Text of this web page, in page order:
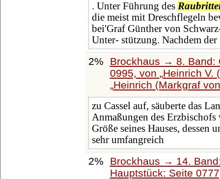
. Unter Führung des
die meist mit Dreschflegeln
bei'Graf Günther von
Unter- stützung. Nachdem der
2%
Brockhaus → 8. Band:
0995, von Heinrich V.
Heinrich (Markgraf
zu Cassel auf, säuberte das
Anmaßungen des
Größe seines Hauses,
sehr umfangreich
2%
Brockhaus → 14.
Hauptstück: Seite